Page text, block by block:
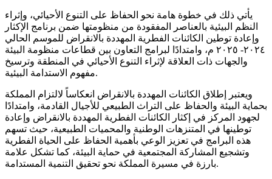
يأتي ذلك في خطوة هامة نحو الحفاظ على التنوع الأحيائي، وإثراء
النظم البيئية بالعناصر المفقودة من منظومتها ضمن برنامج الإكثار
وإعادة توطين الكائنات الفطرية المهددة بالانقراض للموسم الحالي
٢٠٢٤- ٢٠٢٥ م، وامتدادًا لبرامج التعاون بين قطاعات منظومة البيئة
والجهات ذات العلاقة لإثراء التنوع الأحيائي في المنطقة وترسيخ
مفهوم الاستدامة البيئية.
ويعتبر إطلاق الكائنات المهددة بالانقراض انعكاساً لالتزام المملكة
بحماية البيئة والحفاظ على التراث الطبيعي للأجيال القادمة، وامتدادًا
لجهود المركز في إكثار الكائنات الفطرية المهددة بالانقراض وإعادة
توطينها في المتنزهات الوطنية والمحميات الطبيعية، حيث تسهم
هذه البرامج في تعزيز الوعي بأهمية الحفاظ على الحياة الفطرية
وتشجيع المشاركة المجتمعية في حماية البيئة، كما تشكل علامة
بارزة في مسيرة المملكة نحو تحقيق التنمية المستدامة.